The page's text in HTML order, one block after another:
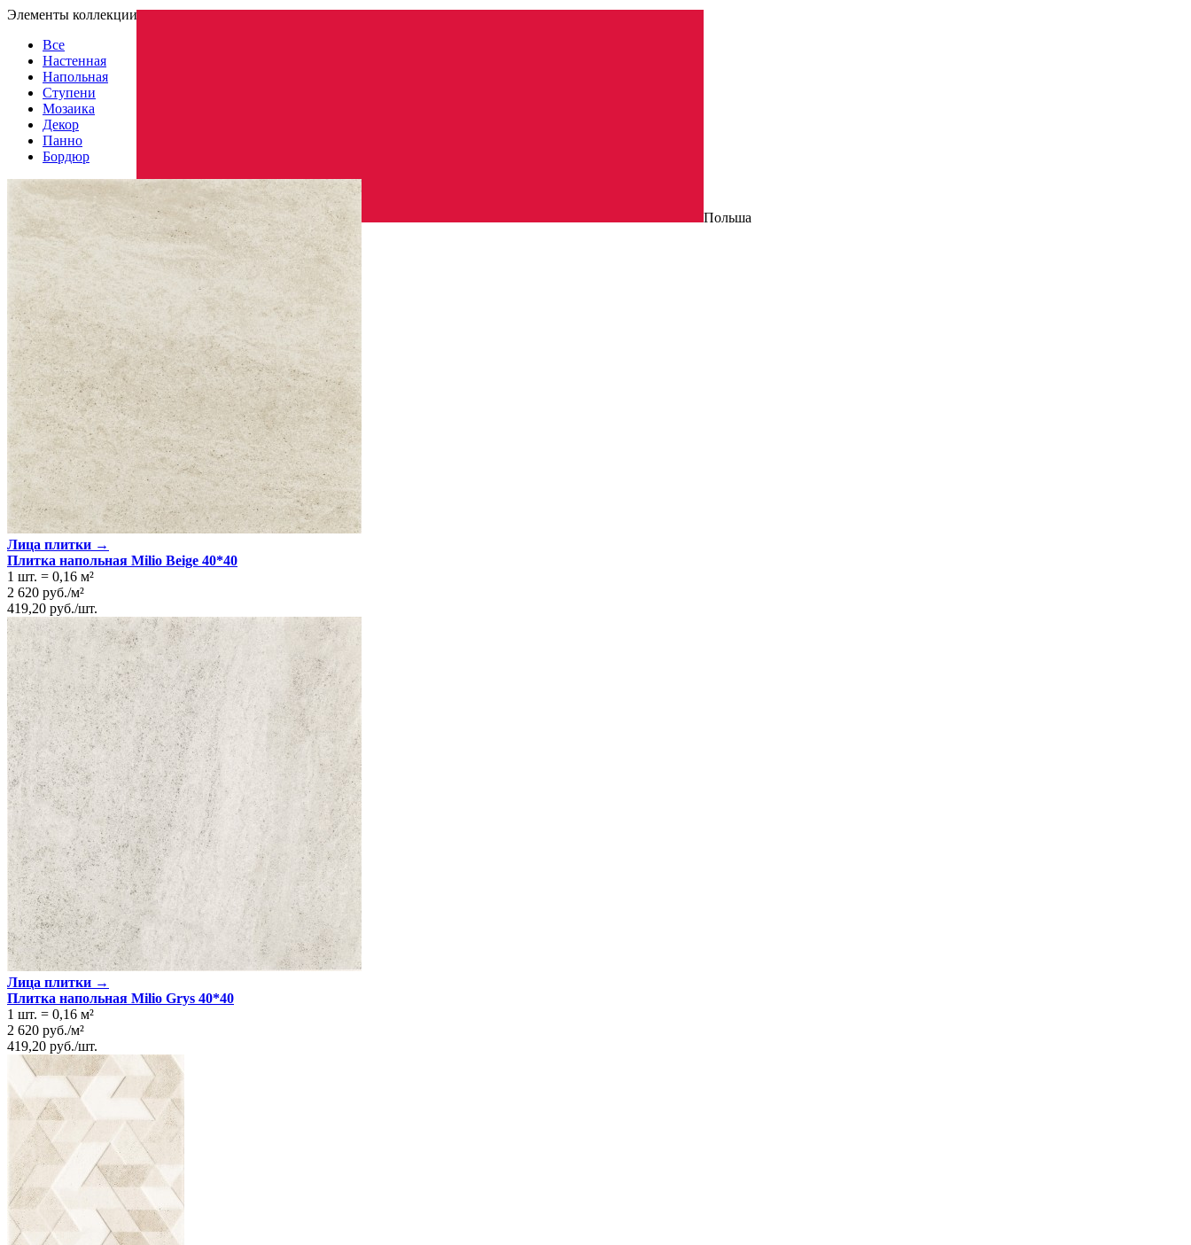
Страна производства
Польша
Производитель
PARADYZ CERAMICA
Коллекция Paradyz Ceramica EMILLY / MILIO
Тип плитки
Настенная
Размеры
Размеры
30х60 см
Толщина9 мм
Ширина30 см
Длина 60 см
Площадь в упаковке 1.44 кв. м.
Вес 1 упаковки
23.18 кг
Количество в коробке, шт.8
Свойства
НазначениеХолл и прихожая, Ванная комната, Кухня
МатериалКерамика
Поверхность Матовая, Рельефная
ТехнологияМонопороза
Цвет Бежевый
Имитация поверхности Камень
Элементы коллекции
Все
Настенная
Напольная
Ступени
Мозаика
Декор
Панно
Бордюр
Лица плитки →
Плитка напольная Milio Beige 40*40
1 шт. = 0,16 м²
2 620 руб./м²
419,20 руб./шт.
Лица плитки →
Плитка напольная Milio Grys 40*40
1 шт. = 0,16 м²
2 620 руб./м²
419,20 руб./шт.